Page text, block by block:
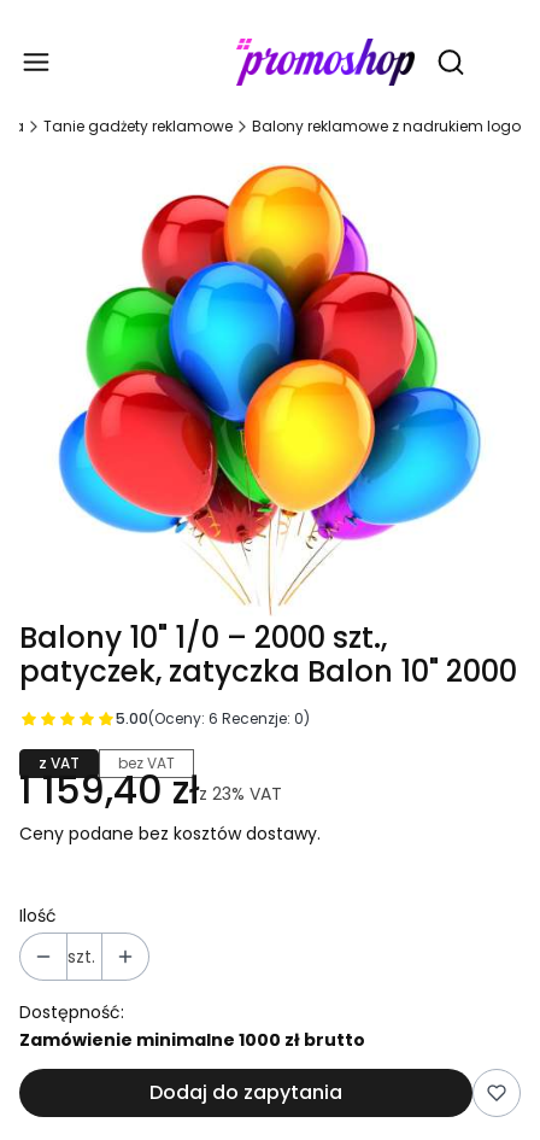
Otwórz
Tanie gadżety reklamowe Balony reklamowe z nadrukiem logo
Balony 10" 1/0 – 2000 szt.,
patyczek, zatyczka Balon 10" 2000
5.00(Oceny: 6 Recenzje: 0)
z VAT bez VAT
1 159,40 złz 23% VAT
Ceny podane bez kosztów dostawy.
Ilość
szt.
Dostępność:
Zamówienie minimalne 1000 zł brutto
Dodaj do zapytania